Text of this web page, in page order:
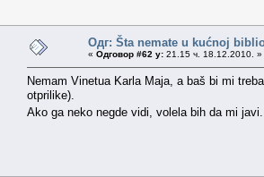
Одг: Šta nemate u kućnoj
« Одговор #62 у: 21.15 ч. 18.12.2010. »
Nemam Vinetua Karla Maja, a baš bi mi
otprilike).
Ako ga neko negde vidi, volela bih da mi